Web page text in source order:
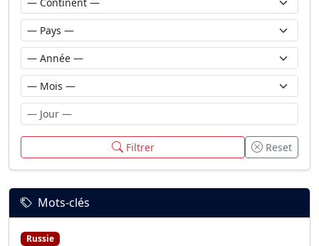
Filtrer Reset
Mots-clés
Russie